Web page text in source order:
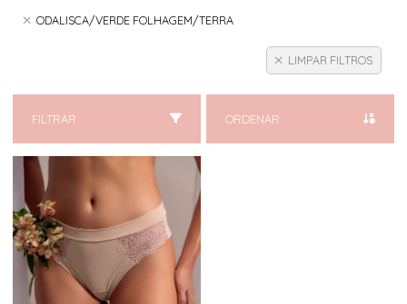
ODALISCA/VERDE FOLHAGEM/TERRA
LIMPAR FILTROS
FILTRAR ORDENAR